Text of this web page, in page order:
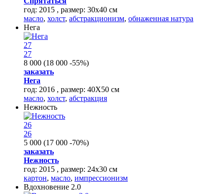
год: 2015 , размер: 30х40 см
масло, холст, абстракционизм, обнаженная натура
Нега
27
27
8 000 (18 000 -55%)
заказать
Нега
год: 2016 , размер: 40Х50 см
масло, холст, абстракция
Нежность
26
26
5 000 (17 000 -70%)
заказать
Нежность
год: 2015 , размер: 24х30 см
картон, масло, импрессионизм
Вдохновение 2.0